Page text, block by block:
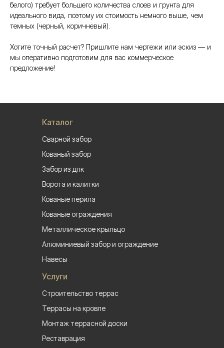
белого) требует большего количества слоев и грунта для
идеального вида, поэтому их стоимость немного выше, чем
темных (черный, коричневый).
Хотите точный расчет? Пришлите нам чертежи или эскиз — и
мы оперативно подготовим для вас коммерческое
предложение!
Каталог
Сварной забор
Кованый забор
Забор из дпк
Ворота и калитки
Металлическое крыльцо
Навесы
Алюминиевый забор и ограждение
Кованые ограждения
Кованые перила
Строительство террас
Террасы на кровле
Монтаж террасной доски
Реставрация
Услуги